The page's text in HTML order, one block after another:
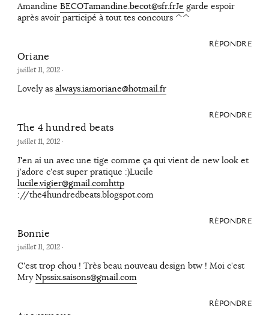
Amandine BECOTamandine.becot@sfr.frJe garde espoir
après avoir participé à tout tes concours ^^
RÉPONDRE
Oriane
juillet 11, 2012·
Lovely as always.iamoriane@hotmail.fr
RÉPONDRE
The 4 hundred beats
juillet 11, 2012·
J'en ai un avec une tige comme ça qui vient de new look et
j'adore c'est super pratique :)Lucile
lucile.vigier@gmail.comhttp
://the4hundredbeats.blogspot.com
RÉPONDRE
Bonnie
juillet 11, 2012·
C'est trop chou ! Très beau nouveau design btw ! Moi c'est
MryNpssix.saisons@gmail.com
RÉPONDRE